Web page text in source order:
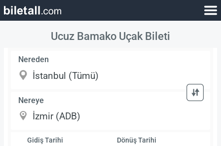
Ucuz Bamako Uçak Bileti
Nereden
Nereye
Gidiş Tarihi Dönüş Tarihi